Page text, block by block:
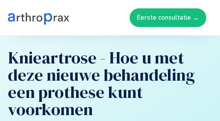
Eerste consultatie →
Knieartrose - Hoe u met
deze nieuwe behandeling
een prothese kunt
voorkomen